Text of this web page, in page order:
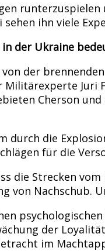
ihn viele
in der Ukraine
der
Juri
Cherson
durch die
für die
die Strecken
von Nachschub.
der
im